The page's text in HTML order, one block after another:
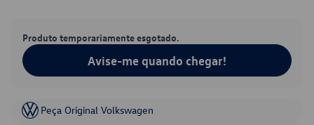
Produto temporariamente esgotado.
Avise-me quando chegar!
Peça Original Volkswagen